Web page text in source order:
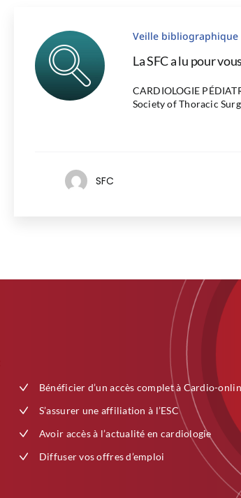
Veille bibliographique
La SFC a lu pour
CARDIOLOGIE
Society of Thoracic
SFC
Bénéficier d’un accès complet à Cardio-
S’assurer une affiliation à l’ESC
Avoir accès à l’actualité en cardiologie
Diffuser vos offres d’emploi